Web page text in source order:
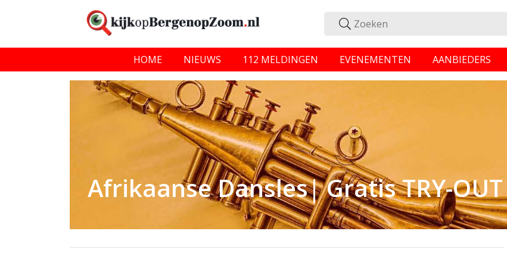
HOME NIEUWS 112 MELDINGEN EVENEMENTEN AANBIEDERS
Afrikaanse Dansles| Gratis TRY-OUT